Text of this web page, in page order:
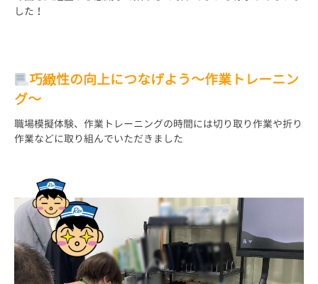
した！
巧緻性の向上につなげよう～作業トレーニン
グ～
職場模擬体験、作業トレーニングの時間には切り取り作業や折り
作業などに取り組んでいただきました